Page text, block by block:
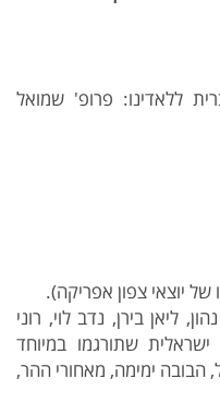
ללאדינו: פרופ' שמואל
של יוצאי צפון אפריקה).
ליאן בירן, נדב לוי, רוני
ישראלית שתורגמו במיוחד
הבובה ימימה, מאחורי ההר,